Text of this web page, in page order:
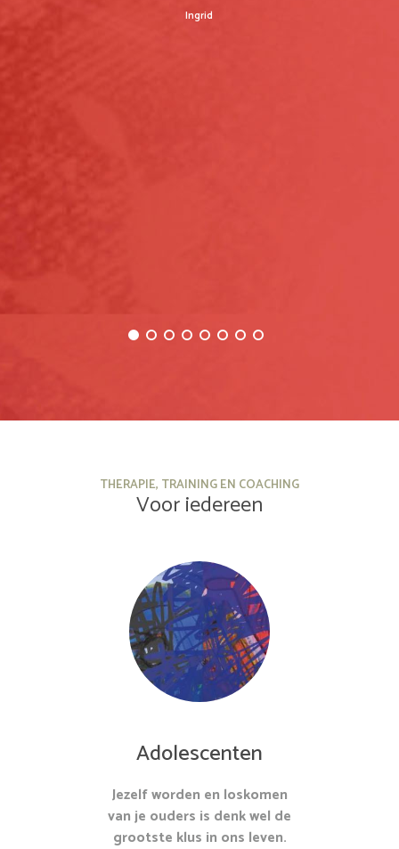
Ingrid
THERAPIE, TRAINING EN COACHING
Voor iedereen
Adolescenten
Jezelf worden en loskomen
van je ouders is denk wel de
grootste klus in ons leven.